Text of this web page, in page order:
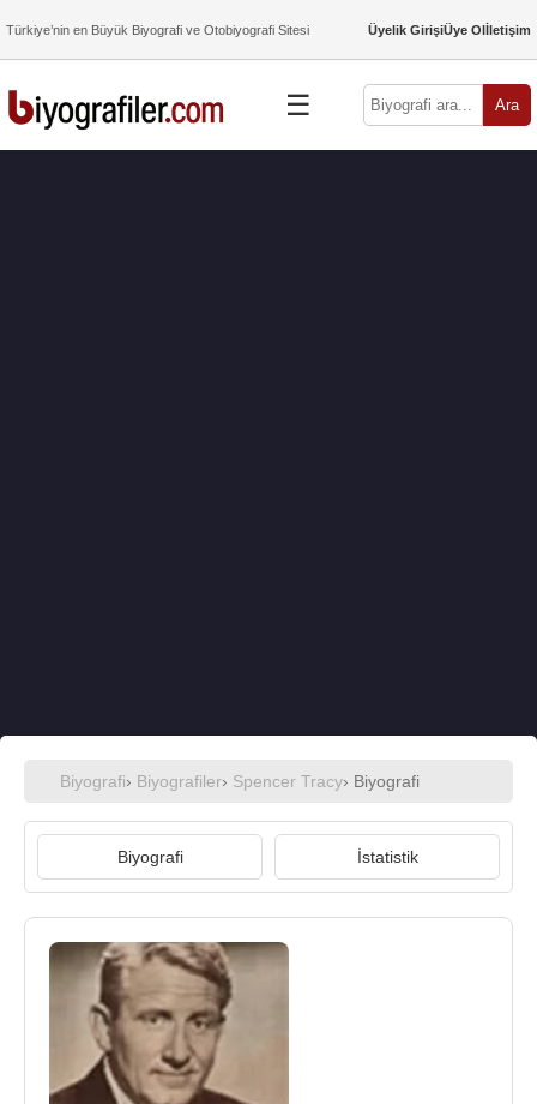
Türkiye’nin en Büyük Biyografi ve Otobiyografi Sitesi Üyelik GirişiÜye Olİletişim
☰ Ara
Biyografi› Biyografiler› Spencer Tracy› Biyografi
Biyografi İstatistik